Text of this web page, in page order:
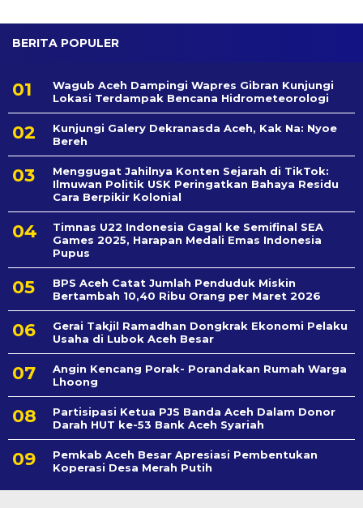
BERITA POPULER
Wagub Aceh Dampingi Wapres Gibran Kunjungi
Lokasi Terdampak Bencana Hidrometeorologi
Kunjungi Galery Dekranasda Aceh, Kak Na: Nyoe
Bereh
Menggugat Jahilnya Konten Sejarah di TikTok:
Ilmuwan Politik USK Peringatkan Bahaya Residu
Cara Berpikir Kolonial
Timnas U22 Indonesia Gagal ke Semifinal SEA
Games 2025, Harapan Medali Emas Indonesia
Pupus
BPS Aceh Catat Jumlah Penduduk Miskin
Bertambah 10,40 Ribu Orang per Maret 2026
Gerai Takjil Ramadhan Dongkrak Ekonomi Pelaku
Usaha di Lubok Aceh Besar
Angin Kencang Porak- Porandakan Rumah Warga
Lhoong
Partisipasi Ketua PJS Banda Aceh Dalam Donor
Darah HUT ke-53 Bank Aceh Syariah
Pemkab Aceh Besar Apresiasi Pembentukan
Koperasi Desa Merah Putih